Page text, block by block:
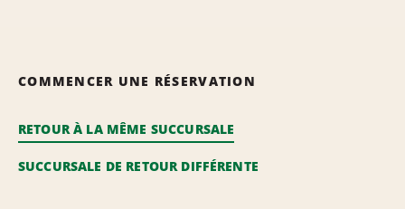
COMMENCER UNE RÉSERVATION
RETOUR À LA MÊME SUCCURSALE
SUCCURSALE DE RETOUR DIFFÉRENTE